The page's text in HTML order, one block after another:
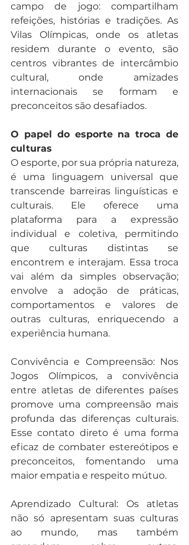
campo de jogo: compartilham
refeições, histórias e tradições. As
Vilas Olímpicas, onde os atletas
residem durante o evento, são
centros vibrantes de intercâmbio
cultural, onde amizades
internacionais se formam e
preconceitos são desafiados.
O papel do esporte na troca de
culturas
O esporte, por sua própria natureza,
é uma linguagem universal que
transcende barreiras linguísticas e
culturais. Ele oferece uma
plataforma para a expressão
individual e coletiva, permitindo
que culturas distintas se
encontrem e interajam. Essa troca
vai além da simples observação;
envolve a adoção de práticas,
comportamentos e valores de
outras culturas, enriquecendo a
experiência humana.
Convivência e Compreensão: Nos
Jogos Olímpicos, a convivência
entre atletas de diferentes países
promove uma compreensão mais
profunda das diferenças culturais.
Esse contato direto é uma forma
eficaz de combater estereótipos e
preconceitos, fomentando uma
maior empatia e respeito mútuo.
Aprendizado Cultural: Os atletas
não só apresentam suas culturas
ao mundo, mas também